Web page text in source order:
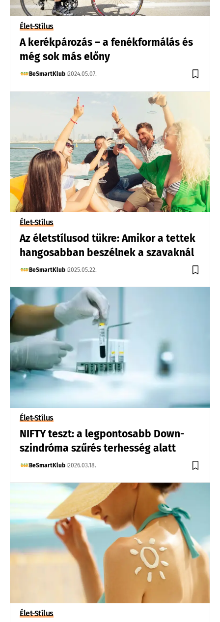
Élet-Stílus
A kerékpározás – a fenékformálás és
még sok más előny
BeSmartKlub 2024.05.07.
Élet-Stílus
Az életstílusod tükre: Amikor a tettek
hangosabban beszélnek a szavaknál
BeSmartKlub 2025.05.22.
Élet-Stílus
NIFTY teszt: a legpontosabb Down-
szindróma szűrés terhesség alatt
BeSmartKlub 2026.03.18.
Élet-Stílus